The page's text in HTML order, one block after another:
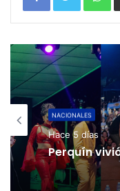
NACIONALES
Hace 5 días
Perquín
NACIONALES
Hace 6 días